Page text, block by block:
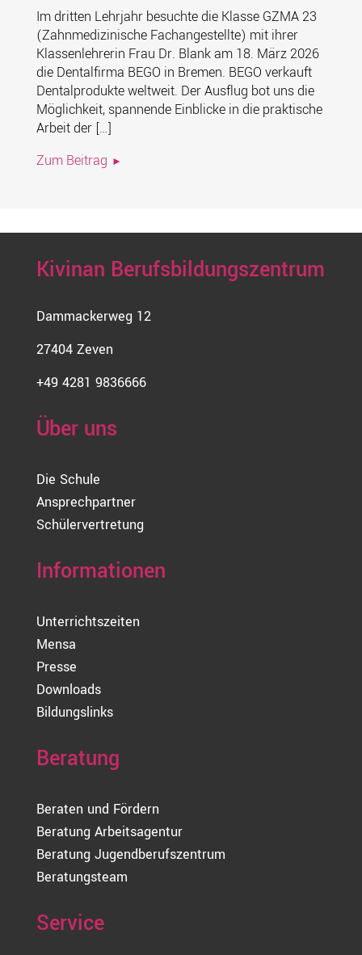
Im dritten Lehrjahr besuchte die Klasse GZMA 23
(Zahnmedizinische Fachangestellte) mit ihrer
Klassenlehrerin Frau Dr. Blank am 18. März 2026
die Dentalfirma BEGO in Bremen. BEGO verkauft
Dentalprodukte weltweit. Der Ausflug bot uns die
Möglichkeit, spannende Einblicke in die praktische
Arbeit der […]
Zum Beitrag
Kivinan Berufsbildungszentrum
Dammackerweg 12
27404 Zeven
+49 4281 9836666
Über uns
Die Schule
Ansprechpartner
Schülervertretung
Informationen
Unterrichtszeiten
Mensa
Presse
Downloads
Bildungslinks
Beratung
Beraten und Fördern
Beratung Arbeitsagentur
Beratung Jugendberufszentrum
Beratungsteam
Service